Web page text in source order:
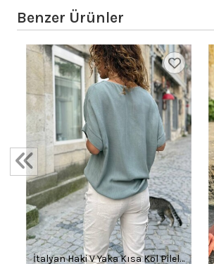
Benzer Ürünler
İtalyan Haki V Yaka Kısa Kol Pileli